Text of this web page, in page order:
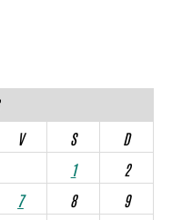
V S
D
1
2
7 8
9